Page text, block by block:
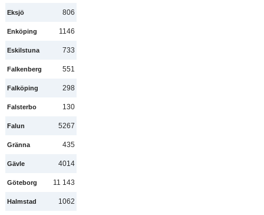
Eksjö 806
Enköping 1146
Eskilstuna 733
Falkenberg 551
Falköping 298
Falsterbo 130
Falun 5267
Gränna 435
Gävle 4014
Göteborg 11 143
Halmstad 1062